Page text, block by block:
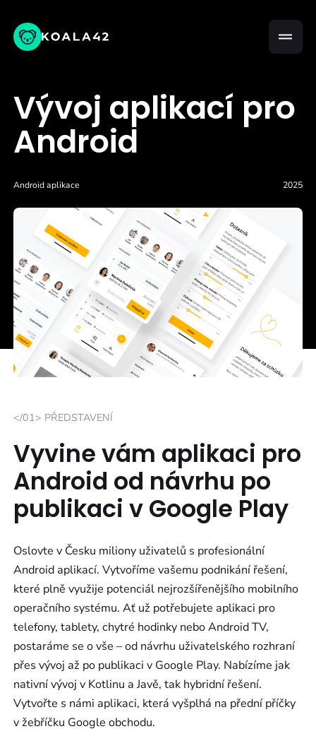
Vývoj aplikací pro
Android
Android aplikace 2025
</01> PŘEDSTAVENÍ
Vyvine vám aplikaci pro
Android od návrhu po
publikaci v Google Play
Oslovte v Česku miliony uživatelů s profesionální
Android aplikací. Vytvoříme vašemu podnikání řešení,
které plně využije potenciál nejrozšířenějšího mobilního
operačního systému. Ať už potřebujete aplikaci pro
telefony, tablety, chytré hodinky nebo Android TV,
postaráme se o vše – od návrhu uživatelského rozhraní
přes vývoj až po publikaci v Google Play. Nabízíme jak
nativní vývoj v Kotlinu a Javě, tak hybridní řešení.
Vytvořte s námi aplikaci, která vyšplhá na přední příčky
v žebříčku Google obchodu.